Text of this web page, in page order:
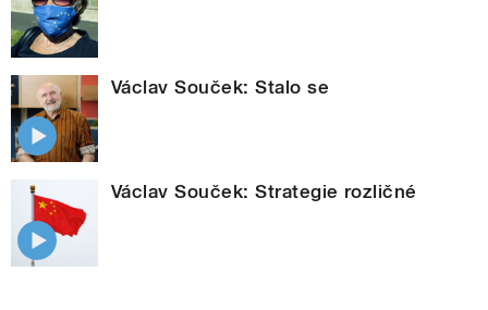
Václav Souček: Stalo se
Václav Souček: Strategie rozličné